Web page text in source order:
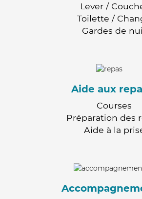
Lever /
Toilette /
Gardes de
Aide aux
Courses
Préparation des
Aide à la